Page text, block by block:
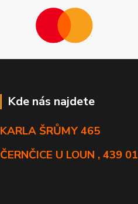
Kde nás najdete
KARLA ŠRŮMY 465
ČERNČICE U LOUN , 439 01